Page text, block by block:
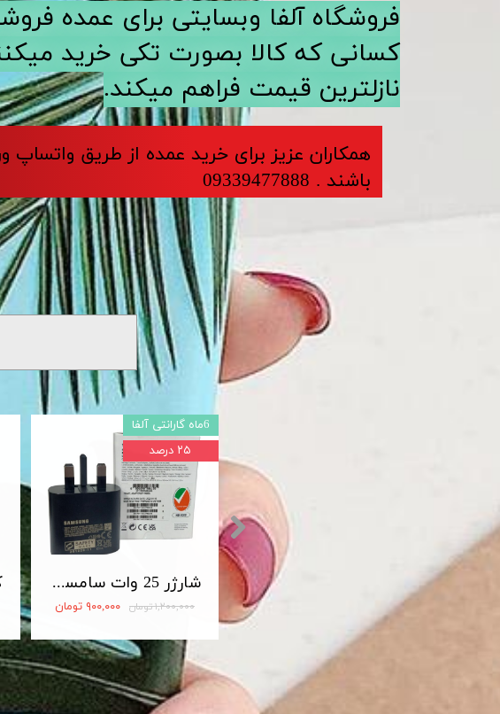
شارژر 25 وات سامسونگ اصلی 25W Travel Adapter
۱,۲۰۰,۰۰۰ تومان ۹۰۰,۰۰۰ تومان
6ماه گارانتی آلفا
۲۵ درصد
مبدل OTG تایپ سی لایت دار USB3
​​فروشگاه آلفا وبسایتی برای عمده
کسانی که کالا بصورت تکی خرید
نازلترین قیمت فراهم میکند.
​​​همکاران عزیز برای خرید عمده از طریق واتساپ
باشند . 09339477888